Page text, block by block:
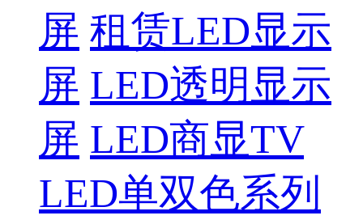
屏 租赁LED显示
屏 LED透明显示
屏 LED商显TV
LED单双色系列